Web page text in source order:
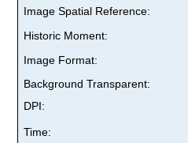
Image Spatial Reference:
Historic Moment:
Image Format:
Background Transparent:
DPI:
Time: